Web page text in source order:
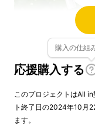
頭皮化粧水ビ
Makuakeにて
ご愛用いただ
い、両方叶え
も発売いたし
応援購入する
購入の仕組
このプロジェクトはAll
ト終了日の2024年10月
ます。